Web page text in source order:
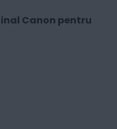
Canon pentru